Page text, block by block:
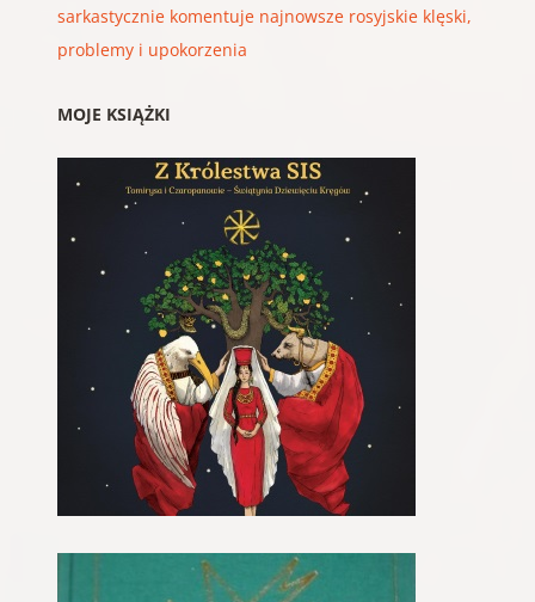
sarkastycznie komentuje najnowsze rosyjskie klęski,
problemy i upokorzenia
MOJE KSIĄŻKI